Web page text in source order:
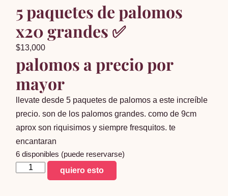
5 paquetes de palomos
x20 grandes ✅
$13,000
palomos a precio por
mayor
llevate desde 5 paquetes de palomos a este increíble
precio. son de los palomos grandes. como de 9cm
aprox son riquisimos y siempre fresquitos. te
encantaran
6 disponibles (puede reservarse)
paquetes
quiero esto